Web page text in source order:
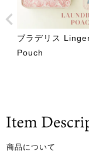
ブラデリス
Pouch
商品について